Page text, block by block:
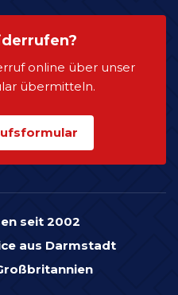
online über unser
übermitteln.
seit 2002
aus Darmstadt